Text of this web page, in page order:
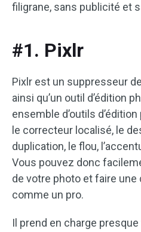
filigrane, sans publicité et
#1. Pixlr
Pixlr est un suppresseur
ainsi qu’un outil d’édition
ensemble d’outils
le correcteur localisé, le
duplication, le flou,
Vous pouvez donc
de votre photo et faire
comme un pro.
Il prend en charge